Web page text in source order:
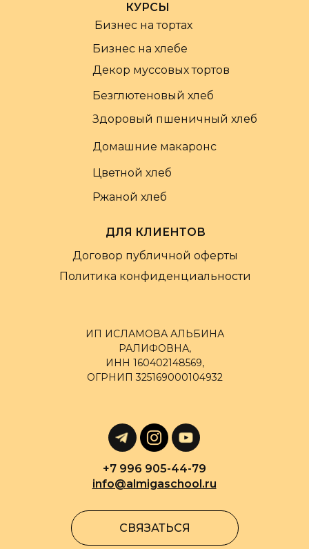
ИП ИСЛАМОВА АЛЬБИНА
РАЛИФОВНА,
ИНН 160402148569,
ОГРНИП 325169000104932
СВЯЗАТЬСЯ
ДЛЯ КЛИЕНТОВ
+7 996 905-44-79
info@almigaschool.ru
Политика конфиденциальности
Договор публичной оферты
Бизнес на тортах
КУРСЫ
Здоровый пшеничный хлеб
Домашние макаронс
Цветной хлеб
Ржаной хлеб
Бизнес на хлебе
Декор муссовых тортов
Безглютеновый хлеб